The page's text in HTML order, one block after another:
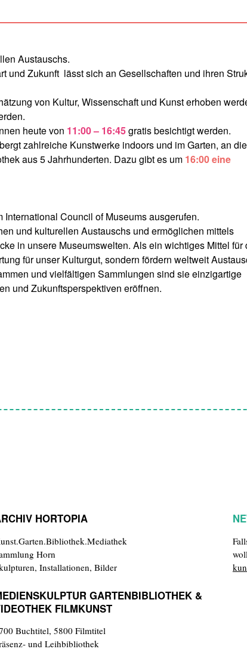
Austauschs.
und Zukunft lässt sich an Gesellschaften und ihren
von Kultur, Wissenschaft und Kunst erhoben
heute von 11:00 – 16:45gratis besichtigt werden.
zahlreiche Kunstwerke indoors und im Garten, an
aus 5 Jahrhunderten. Dazu gibt es um 16:00 eine
Council of Museums ausgerufen.
und kulturellen Austauschs und ermöglichen mittels
in unsere Museumswelten. Als ein wichtiges Mittel für
für unser Kulturgut, sondern fördern weltweit
und vielfältigen Sammlungen sind sie einzigartige
und Zukunftsperspektiven eröffnen.
HORTOPIA
Horn
Installationen, Bilder
GARTENBIBLIOTHEK &
FILMKUNST
Buchtitel, 5800 Filmtitel
und Leihbibliothek